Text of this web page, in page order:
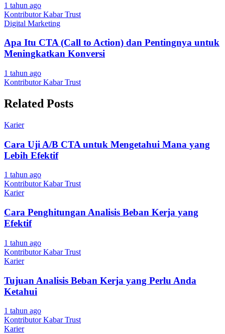
1 tahun ago
Kontributor Kabar Trust
Digital Marketing
Apa Itu CTA (Call to Action) dan Pentingnya untuk
Meningkatkan Konversi
1 tahun ago
Kontributor Kabar Trust
Related Posts
Karier
Cara Uji A/B CTA untuk Mengetahui Mana yang
Lebih Efektif
1 tahun ago
Kontributor Kabar Trust
Karier
Cara Penghitungan Analisis Beban Kerja yang
Efektif
1 tahun ago
Kontributor Kabar Trust
Karier
Tujuan Analisis Beban Kerja yang Perlu Anda
Ketahui
1 tahun ago
Kontributor Kabar Trust
Karier